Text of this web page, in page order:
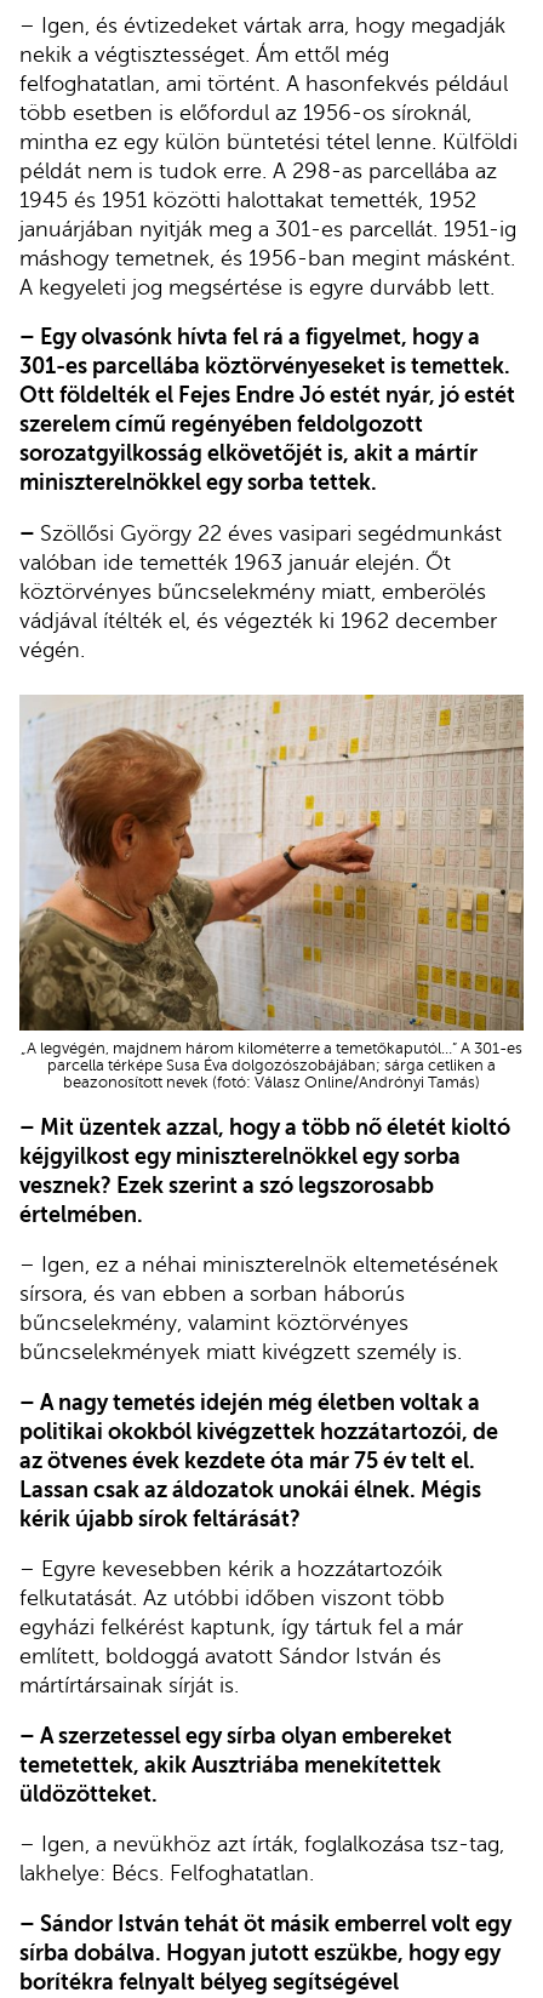
– Igen, és évtizedeket vártak arra, hogy megadják
nekik a végtisztességet. Ám ettől még
felfoghatatlan, ami történt. A hasonfekvés például
több esetben is előfordul az 1956-os síroknál,
mintha ez egy külön büntetési tétel lenne. Külföldi
példát nem is tudok erre. A 298-as parcellába az
1945 és 1951 közötti halottakat temették, 1952
januárjában nyitják meg a 301-es parcellát. 1951-ig
máshogy temetnek, és 1956-ban megint másként.
A kegyeleti jog megsértése is egyre durvább lett.
– Egy olvasónk hívta fel rá a figyelmet, hogy a
301-es parcellába köztörvényeseket is temettek.
Ott földelték el Fejes Endre Jó estét nyár, jó estét
szerelem című regényében feldolgozott
sorozatgyilkosság elkövetőjét is, akit a mártír
miniszterelnökkel egy sorba tettek.
– Szöllősi György 22 éves vasipari segédmunkást
valóban ide temették 1963 január elején. Őt
köztörvényes bűncselekmény miatt, emberölés
vádjával ítélték el, és végezték ki 1962 december
végén.
„A legvégén, majdnem három kilométerre a temetőkaputól…” A 301-es
parcella térképe Susa Éva dolgozószobájában; sárga cetliken a
beazonosított nevek (fotó: Válasz Online/Andrónyi Tamás)
– Mit üzentek azzal, hogy a több nő életét kioltó
kéjgyilkost egy miniszterelnökkel egy sorba
vesznek? Ezek szerint a szó legszorosabb
értelmében.
– Igen, ez a néhai miniszterelnök eltemetésének
sírsora, és van ebben a sorban háborús
bűncselekmény, valamint köztörvényes
bűncselekmények miatt kivégzett személy is.
– A nagy temetés idején még életben voltak a
politikai okokból kivégzettek hozzátartozói, de
az ötvenes évek kezdete óta már 75 év telt el.
Lassan csak az áldozatok unokái élnek. Mégis
kérik újabb sírok feltárását?
– Egyre kevesebben kérik a hozzátartozóik
felkutatását. Az utóbbi időben viszont több
egyházi felkérést kaptunk, így tártuk fel a már
említett, boldoggá avatott Sándor István és
mártírtársainak sírját is.
– A szerzetessel egy sírba olyan embereket
temetettek, akik Ausztriába menekítettek
üldözötteket.
– Igen, a nevükhöz azt írták, foglalkozása tsz-tag,
lakhelye: Bécs. Felfoghatatlan.
– Sándor István tehát öt másik emberrel volt egy
sírba dobálva. Hogyan jutott eszükbe, hogy egy
borítékra felnyalt bélyeg segítségével